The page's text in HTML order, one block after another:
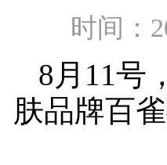
时间：
8月11号
肤品牌百